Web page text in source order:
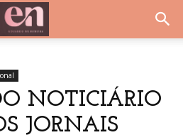
NOTICIÁRIO
JORNAIS